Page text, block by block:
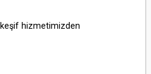
hizmetimizden